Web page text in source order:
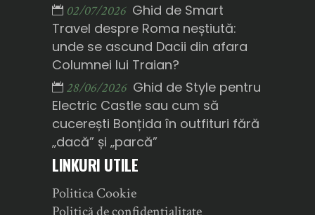
02/07/2026 Ghid de Smart
Travel despre Roma neștiută:
unde se ascund Dacii din afara
Columnei lui Traian?
28/06/2026 Ghid de Style pentru
Electric Castle sau cum să
cucerești Bonțida în outfituri fără
„dacă” și „parcă”
LINKURI UTILE
Politica Cookie
Politică de confidențialitate